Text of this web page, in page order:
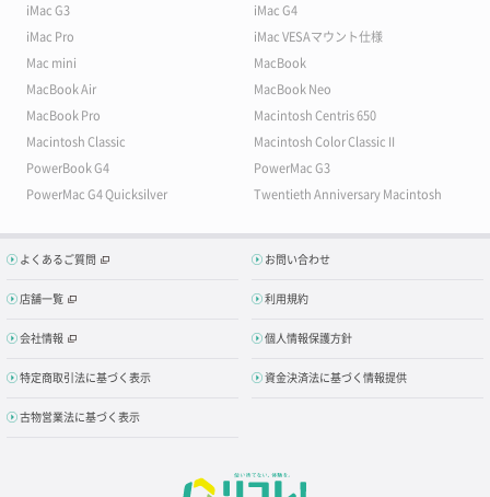
iMac G3
iMac G4
iMac Pro
iMac VESAマウント仕様
Mac mini
MacBook
MacBook Air
MacBook Neo
MacBook Pro
Macintosh Centris 650
Macintosh Classic
Macintosh Color Classic II
PowerBook G4
PowerMac G3
PowerMac G4 Quicksilver
Twentieth Anniversary Macintosh
よくあるご質問 お問い合わせ
店舗一覧 利用規約
会社情報 個人情報保護方針
特定商取引法に基づく表示 資金決済法に基づく情報提供
古物営業法に基づく表示